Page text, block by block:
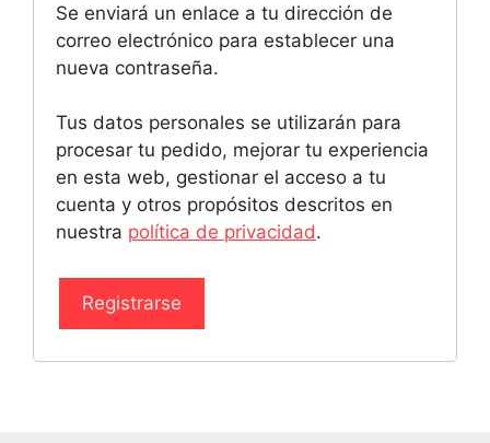
Se enviará un enlace a tu dirección de
correo electrónico para establecer una
nueva contraseña.
Tus datos personales se utilizarán para
procesar tu pedido, mejorar tu experiencia
en esta web, gestionar el acceso a tu
cuenta y otros propósitos descritos en
nuestra política de privacidad.
Registrarse